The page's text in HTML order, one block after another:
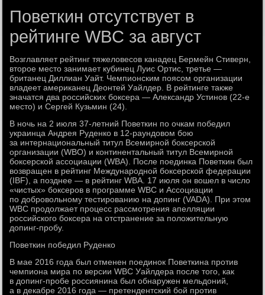
Поветкин отсутствует в
рейтинге WBC за август
Возглавляет рейтинг тяжеловесов канадец Бермейн Стиверн,
второе место занимает кубинец Луис Ортис, третье —
британец Диллиан Уайт. Чемпионским поясом организации
владеет американец Деонтей Уайлдер. В рейтинге также
значатся два российских боксера — Александр Устинов (22-е
место) и Сергей Кузьмин (24).
В ночь на 2 июля 37-летний Поветкин по очкам победил
украинца Андрея Руденко в 12-раундовом бою
за интернациональный титул Всемирной боксерской
организации (WBO) и континентальный титул Всемирной
боксерской ассоциации (WBA). После поединка Поветкин был
возвращен в рейтинг Международной боксерской федерации
(IBF), а позднее — в рейтинг WBA. 17 июля он вошел в число
«чистых» боксеров в программе WBC и Ассоциации
по добровольному тестированию на допинг (VADA). При этом
WBC продолжает процесс рассмотрения апелляции
российского боксера на отстранение за положительную
допинг-пробу.
Поветкин победил Руденко
В мае 2016 года был отменен поединок Поветкина против
чемпиона мира по версии WBC Уайлдера после того, как
в допинг-пробе россиянина был обнаружен мельдоний,
а в декабре 2016 года — претендентский бой против